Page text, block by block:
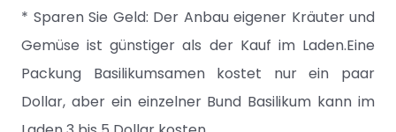
* Sparen Sie Geld: Der Anbau eigener Kräuter und
Gemüse ist günstiger als der Kauf im Laden.Eine
Packung Basilikumsamen kostet nur ein paar
Dollar, aber ein einzelner Bund Basilikum kann im